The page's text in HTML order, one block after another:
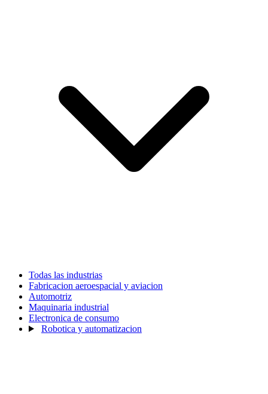
Todas las industrias
Fabricacion aeroespacial y aviacion
Automotriz
Maquinaria industrial
Electronica de consumo
Robotica y automatizacion